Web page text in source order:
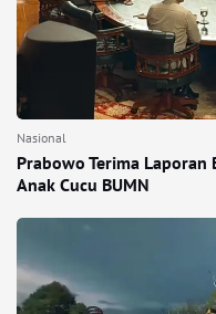
Nasional
Prabowo Terima Laporan
Anak Cucu BUMN